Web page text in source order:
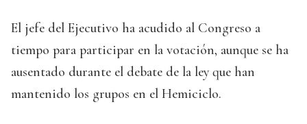
El jefe del Ejecutivo ha acudido al Congreso a
tiempo para participar en la votación, aunque se ha
ausentado durante el debate de la ley que han
mantenido los grupos en el Hemiciclo.